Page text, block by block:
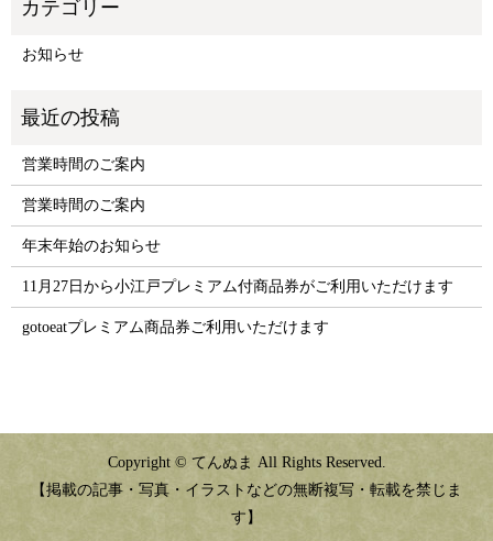
お知らせ
営業時間のご案内
営業時間のご案内
年末年始のお知らせ
11月27日から小江戸プレミアム付商品券がご利用いただけます
gotoeatプレミアム商品券ご利用いただけます
Copyright © てんぬま All Rights Reserved.
【掲載の記事・写真・イラストなどの無断複写・転載を禁じま
す】